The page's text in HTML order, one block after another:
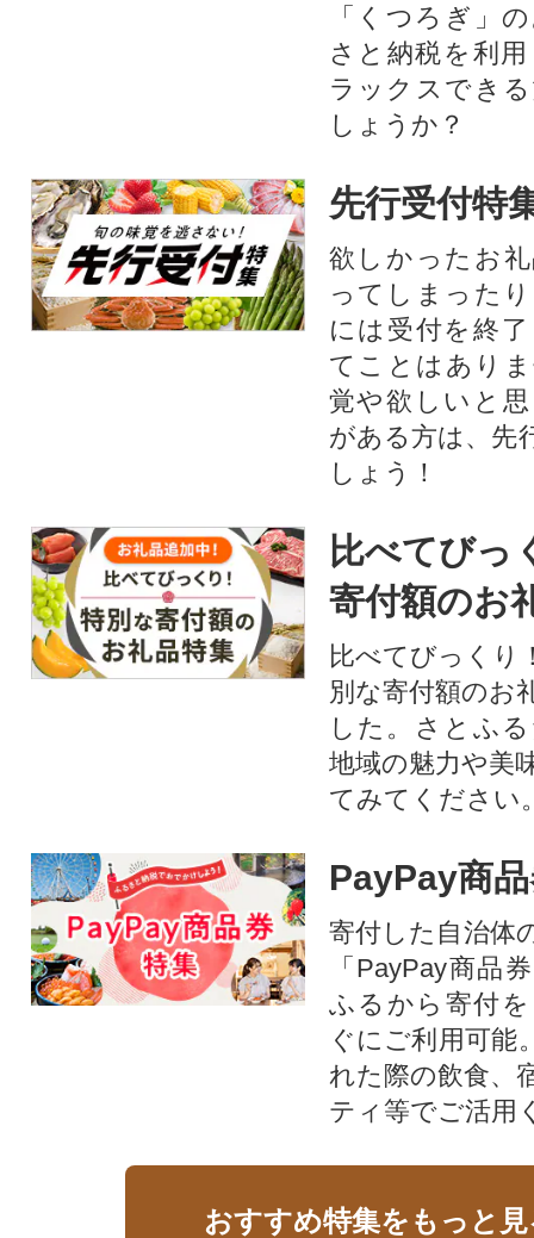
「くつろぎ」
さと納税を利
ラックスでき
しょうか？
先行受付特
欲しかったお
ってしまった
には受付を終
てことはあり
覚や欲しいと
がある方は、先
しょう！
比べてびっ
寄付額のお
比べてびっくり
別な寄付額のお
した。さとふ
地域の魅力や美
てみてください
PayPay商
寄付した自治体
「PayPay商品
ふるから寄付
ぐにご利用可能
れた際の飲食、
ティ等でご活用
おすすめ特集をもっと